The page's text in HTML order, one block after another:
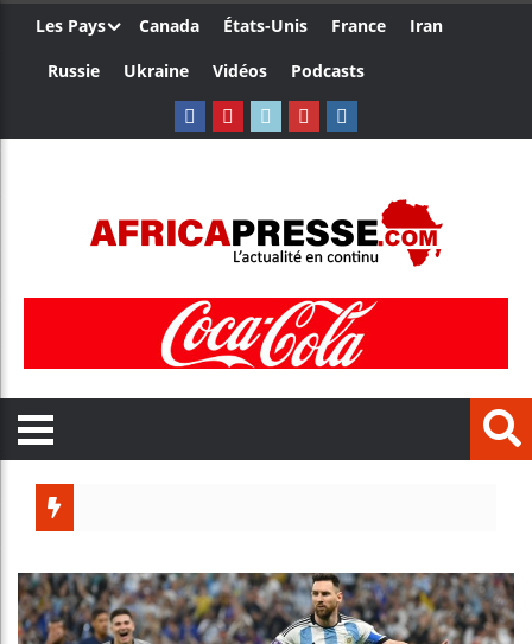
Les Pays Canada États-Unis France
Iran
Russie
Ukraine Vidéos Podcasts